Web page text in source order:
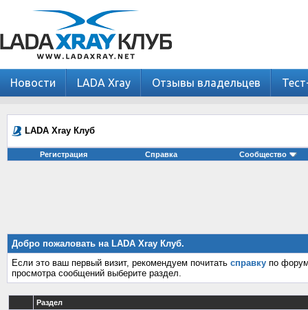
Новости LADA Xray Отзывы владельцев
LADA Xray Клуб
Регистрация Справка Сообщество
Добро пожаловать на LADA Xray Клуб.
Если это ваш первый визит, рекомендуем почитать справку по
просмотра сообщений выберите раздел.
Раздел